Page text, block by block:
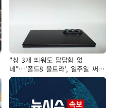
"창 3개 띄워도 답답함 없
네"…'폴드8 울트라', 일주일 써보
니